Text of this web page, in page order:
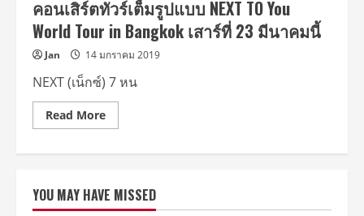
Bangkok
เสาร์
23
มีนาคม
นี้
คอนเสิร์ตทัวร์เต็มรูปแบบ NEXT TO You
World Tour in Bangkok เสาร์ที่ 23 มีนาคมนี้
Jan 14 มกราคม 2019
NEXT (เน็กซ์) 7 หน
Read MoreRead
more
Search
[Live]
YOU MAY HAVE MISSED